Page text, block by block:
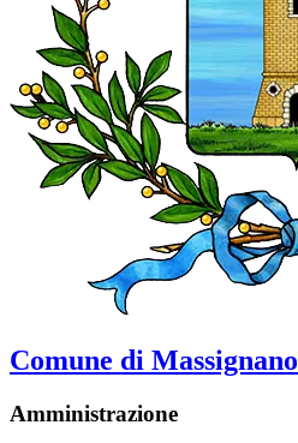
Comune di Massignano
Amministrazione